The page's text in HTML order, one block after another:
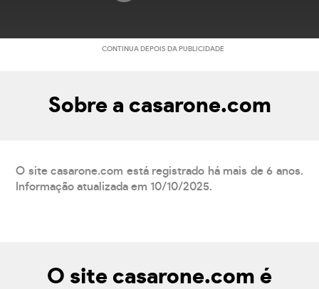
CONTINUA DEPOIS DA PUBLICIDADE
Sobre a casarone.com
O site casarone.com está registrado há mais de 6 anos.
Informação atualizada em 10/10/2025.
O site casarone.com é